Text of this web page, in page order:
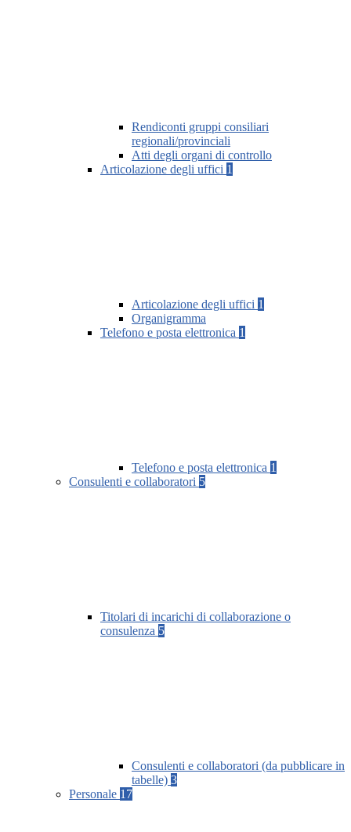
Rendiconti gruppi consiliari
regionali/provinciali
Atti degli organi di controllo
Articolazione degli uffici 1
Articolazione degli uffici 1
Organigramma
Telefono e posta elettronica 1
Telefono e posta elettronica 1
Consulenti e collaboratori 5
Titolari di incarichi di collaborazione o
consulenza 5
Consulenti e collaboratori (da pubblicare in
tabelle) 3
Personale 17